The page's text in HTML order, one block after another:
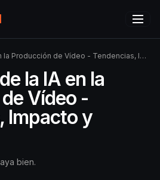
de Vídeo - Tendencias, Impacto y Futuro
la IA en la
Vídeo -
Impacto y
bien.